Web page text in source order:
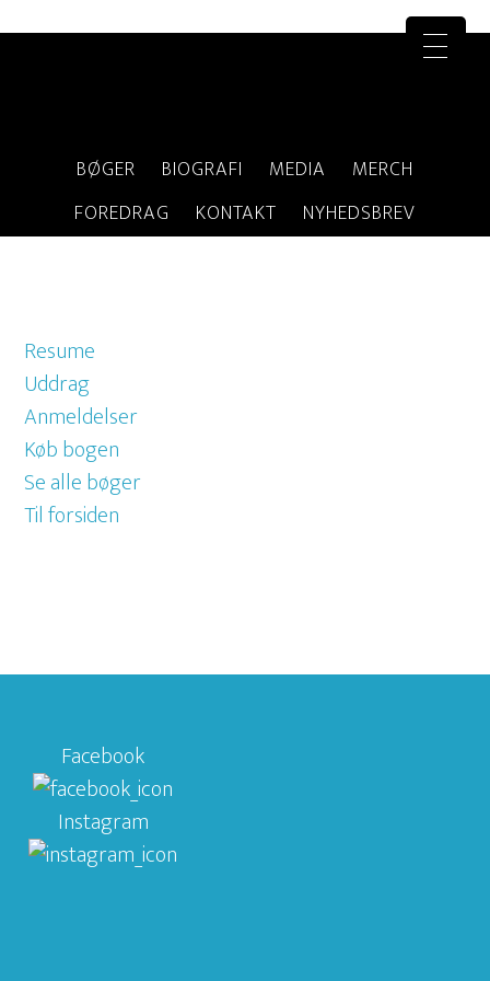
BØGER BIOGRAFI MEDIA
MERCH
FOREDRAG
KONTAKT NYHEDSBREV
Resume
Uddrag
Anmeldelser
Køb bogen
Se alle bøger
Til forsiden
Facebook
Instagram